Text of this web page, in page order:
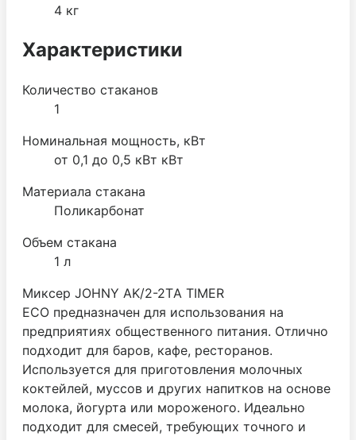
4 кг
Характеристики
Количество стаканов
1
Номинальная мощность, кВт
от 0,1 до 0,5 кВт кВт
Материала стакана
Поликарбонат
Объем стакана
1 л
Миксер JOHNY AK/2-2TА TIMER
ECO предназначен для использования на
предприятиях общественного питания. Отлично
подходит для баров, кафе, ресторанов.
Используется для приготовления молочных
коктейлей, муссов и других напитков на основе
молока, йогурта или мороженого. Идеально
подходит для смесей, требующих точного и